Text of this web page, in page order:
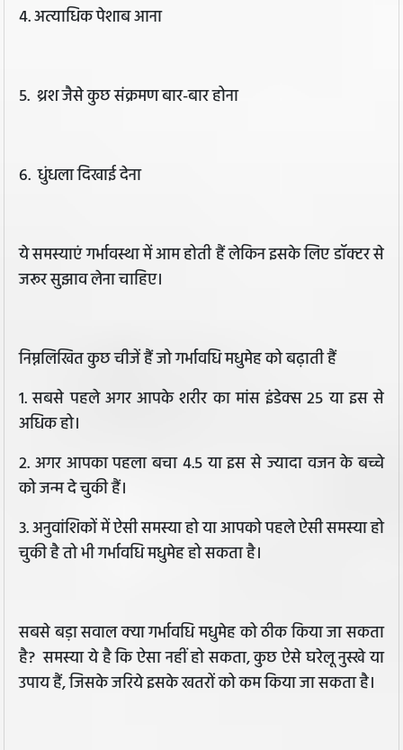
4. अत्याधिक पेशाब आना
5. थ्रश जैसे कुछ संक्रमण बार-बार होना
6. धुंधला दिखाई देना
ये समस्याएं गर्भावस्था में आम होती हैं लेकिन इसके लिए डॉक्टर से
जरूर सुझाव लेना चाहिए।
निम्नलिखित कुछ चीजें हैं जो गर्भावधि मधुमेह को बढ़ाती हैं
1. सबसे पहले अगर आपके शरीर का मांस इंडेक्स 25 या इस से
अधिक हो।
2. अगर आपका पहला बचा 4.5 या इस से ज्यादा वजन के बच्चे
को जन्म दे चुकी हैं।
3. अनुवांशिकों में ऐसी समस्या हो या आपको पहले ऐसी समस्या हो
चुकी है तो भी गर्भावधि मधुमेह हो सकता है।
सबसे बड़ा सवाल क्या गर्भावधि मधुमेह को ठीक किया जा सकता
है? समस्या ये है कि ऐसा नहीं हो सकता, कुछ ऐसे घरेलू नुस्खे या
उपाय हैं, जिसके जरिये इसके खतरों को कम किया जा सकता है।